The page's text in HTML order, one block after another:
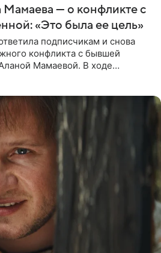
— о конфликте с
«Это была ее цель»
подписчикам и снова
конфликта с бывшей
Мамаевой. В ходе